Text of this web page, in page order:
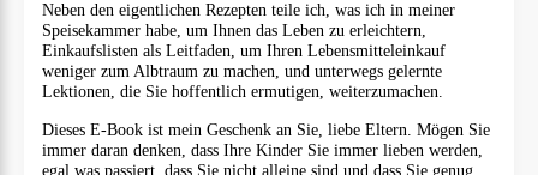
Neben den eigentlichen Rezepten teile ich, was ich in meiner
Speisekammer habe, um Ihnen das Leben zu erleichtern,
Einkaufslisten als Leitfaden, um Ihren Lebensmitteleinkauf
weniger zum Albtraum zu machen, und unterwegs gelernte
Lektionen, die Sie hoffentlich ermutigen, weiterzumachen.
Dieses E-Book ist mein Geschenk an Sie, liebe Eltern. Mögen Sie
immer daran denken, dass Ihre Kinder Sie immer lieben werden,
egal was passiert, dass Sie nicht alleine sind und dass Sie genug